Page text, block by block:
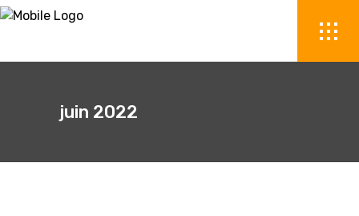
juin 2022